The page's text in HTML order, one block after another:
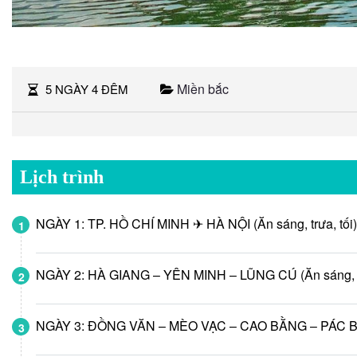
5 NGÀY 4 ĐÊM Miền bắc
Lịch trình
1 NGÀY 1: TP. HỒ CHÍ MINH ✈ HÀ NỘI (Ăn sáng, trưa, tối)
2 NGÀY 2: HÀ GIANG – YÊN MINH – LŨNG CÚ (Ăn
3 NGÀY 3: ĐỒNG VĂN – MÈO VẠC – CAO BẰNG – PÁC